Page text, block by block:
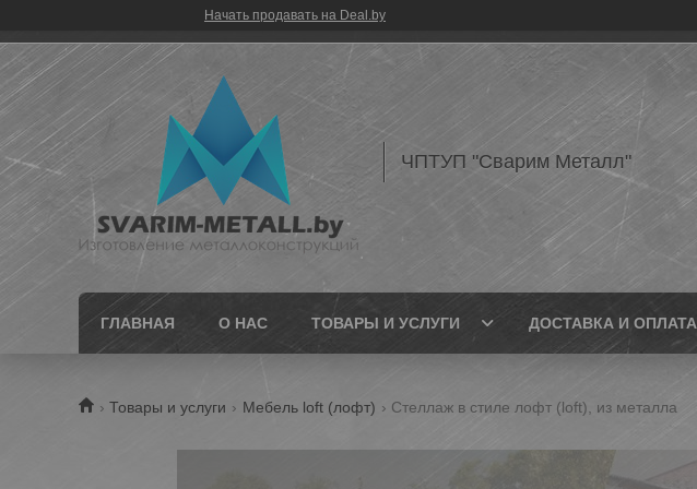
Начать продавать на Deal.by
ЧПТУП "Сварим Металл"
ГЛАВНАЯ О НАС ТОВАРЫ И УСЛУГИ ДОСТАВКА И ОПЛАТА
Товары и услуги Мебель loft (лофт) Стеллаж в стиле лофт (loft), из металла